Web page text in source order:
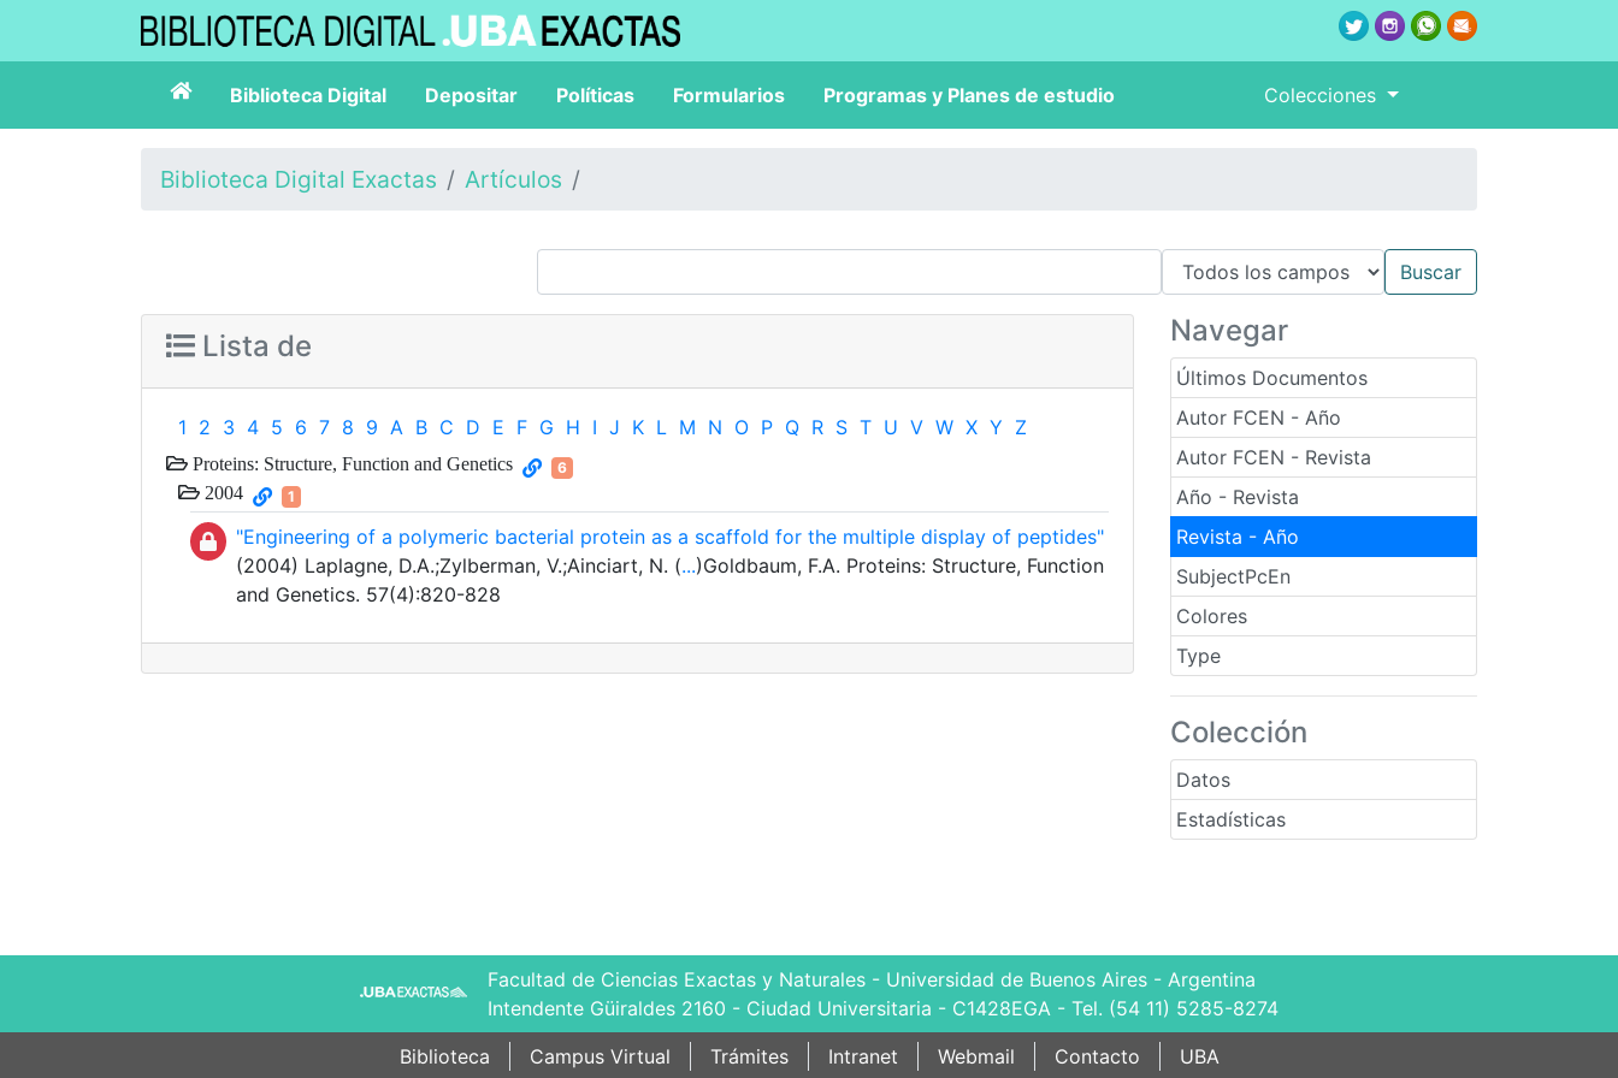
Biblioteca Digital Depositar Políticas Formularios Programas y Planes de estudio Colecciones
Biblioteca Digital Exactas Artículos
Navegar
Últimos Documentos
Autor FCEN - Año
Autor FCEN - Revista
Año - Revista
Revista - Año
SubjectPcEn
Colores
Type
Colección
Datos
Estadísticas
Lista de
1 2 3 4 5 6 7 8 9 A B C D E F G H I J K L M N O P Q R S T U V W X Y Z
Proteins: Structure, Function and Genetics 6
2004 1
"Engineering of a polymeric bacterial protein as a scaffold for the multiple display of peptides"
(2004) Laplagne, D.A.;Zylberman, V.;Ainciart, N. (...)Goldbaum, F.A. Proteins: Structure, Function
and Genetics. 57(4):820-828
Facultad de Ciencias Exactas y Naturales - Universidad de Buenos Aires - Argentina
Intendente Güiraldes 2160 - Ciudad Universitaria - C1428EGA - Tel. (54 11) 5285-8274
Biblioteca
Campus Virtual Trámites Intranet Webmail Contacto UBA